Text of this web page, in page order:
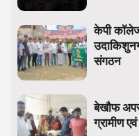
केपी कॉलेज
संगठन
बेखौफ
ग्रामीण